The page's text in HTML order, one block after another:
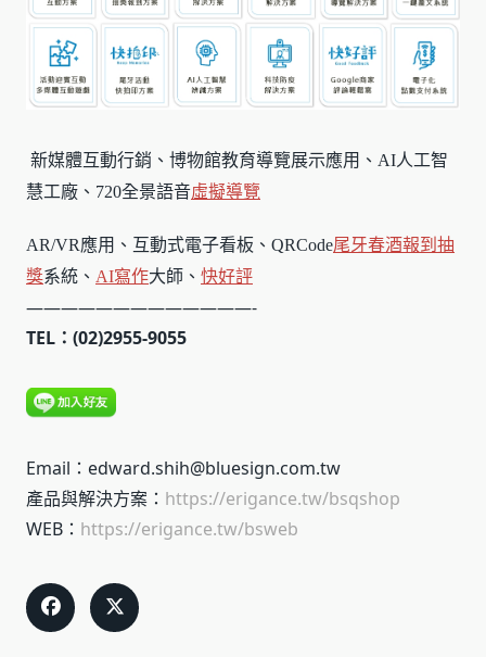
新媒體互動行銷、博物館教育導覽展示應用、AI人工智
慧工廠、720全景語音虛擬導覽
AR/VR應用、互動式電子看板、QRCode尾牙春酒報到 抽
獎系統、 AI寫作大師、 快好評
—————————————-
TEL：(02)2955-9055
Email：edward.shih@bluesign.com.tw
產品與解決方案： https://erigance.tw/bsqshop
WEB： https://erigance.tw/bsweb